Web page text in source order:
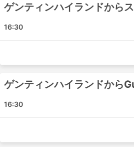
デメリット
けるために郊外にあるケー
目的地によっては、バスター
ため、価格が高騰してコスト
バスは、電車や飛行機よりも
手段です。事故、道路工事、
ゲンティンハイランドから
16:30
ゲンティンハイランドから
16:30